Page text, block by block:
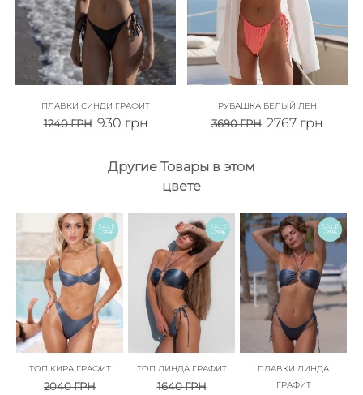
ПЛАВКИ СИНДИ ГРАФИТ
1240ГРН 930 грн
РУБАШКА БЕЛЫЙ ЛЕН
3690ГРН 2767 грн
Другие Товары в этом
цвете
SALE
-25%
ТОП КИРА ГРАФИТ
2040ГРН
SALE
-25%
ТОП ЛИНДА ГРАФИТ
1640ГРН
SALE
-25%
ПЛАВКИ ЛИНДА
ГРАФИТ